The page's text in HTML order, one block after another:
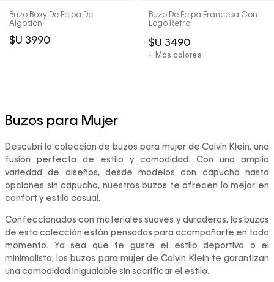
Buzo Boxy De Felpa De
Algodón
$U 3990
Buzo De Felpa Francesa Con
Logo Retro
$U 3490
+ Más colores
Buzos para Mujer
Descubrí la colección de buzos para mujer de Calvin Klein, una
fusión perfecta de estilo y comodidad. Con una amplia
variedad de diseños, desde modelos con capucha hasta
opciones sin capucha, nuestros buzos te ofrecen lo mejor en
confort y estilo casual.
Confeccionados con materiales suaves y duraderos, los buzos
de esta colección están pensados para acompañarte en todo
momento. Ya sea que te guste el estilo deportivo o el
minimalista, los buzos para mujer de Calvin Klein te garantizan
una comodidad inigualable sin sacrificar el estilo.